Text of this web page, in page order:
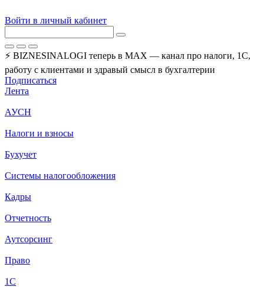
Войти в личный кабинет
⚡ BIZNESINALOGI теперь в MAX — канал про налоги, 1С,
работу с клиентами и здравый смысл в бухгалтерии
Подписаться
Лента
АУСН
Налоги и взносы
Бухучет
Системы налогообложения
Кадры
Отчетность
Аутсорсинг
Право
1С